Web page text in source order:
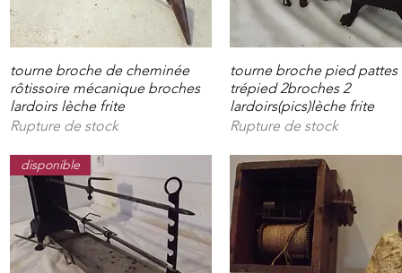
Aperçu rapide
tourne broche de cheminée
rôtissoire mécanique broches
lardoirs lèche frite
Rupture de stock
Aperçu rapide
tourne broche pied pattes
trépied 2broches 2
lardoirs(pics)lèche frite
Rupture de stock
disponible